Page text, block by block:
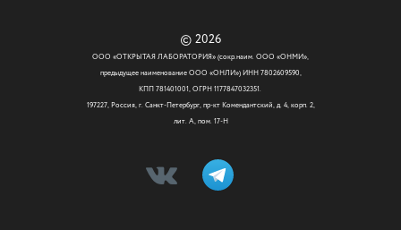
© 2026
ООО «ОТКРЫТАЯ ЛАБОРАТОРИЯ» (сокр.наим. ООО «ОНМИ»,
предыдущее наименование ООО «ОНЛИ») ИНН 7802609590,
КПП 781401001, ОГРН 1177847032351.
197227, Россия, г. Санкт-Петербург, пр-кт Комендантский, д. 4, корп. 2,
лит. А, пом. 17-Н